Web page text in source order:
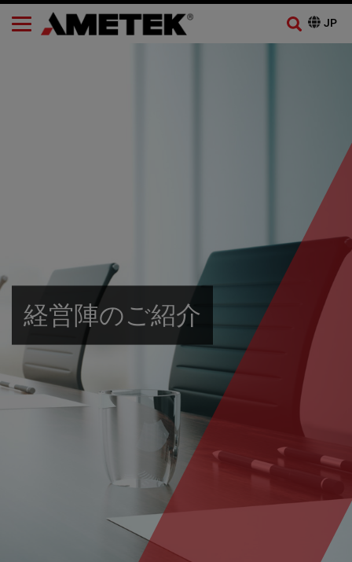
経営陣のご紹介